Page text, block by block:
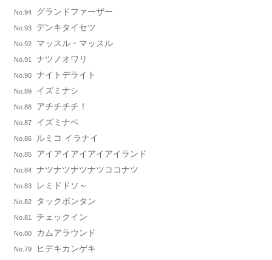
No.94 グランドファーザー
No.93 デンキタイセツ
No.92 マッスル・マッスル
No.91 ナツノオワリ
No.90 ナイトデライト
No.89 イズミナシ
No.88 アチチチチ！
No.87 イズミナベ
No.86 ルミコ イラナイ
No.85 アイアイアイアイアイランド
No.84 ナツナツナツナツココナツ
No.83 レミドドソ～
No.82 タックボンタン
No.81 チェックイン
No.80 カムアラウンド
No.79 ヒデキカンゲキ